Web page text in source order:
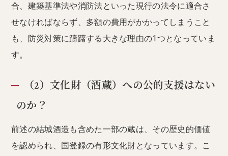
合、建築基準法や消防法といった現行の法令に適合さ
せなければならず、多額の費用がかかってしまうこと
も、防災対策に躊躇する大きな理由の1つとなっていま
す。
（2）文化財（酒蔵）への公的支援はない
のか？
前述の結城酒造も含めた一部の蔵は、その歴史的価値
を認められ、国登録の有形文化財となっています。こ